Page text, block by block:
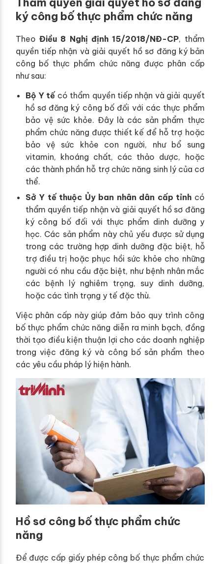
ký công bố thực phẩm chức năng
Theo Điều 8 Nghị định 15/2018/NĐ-CP, thẩm
quyền tiếp nhận và giải quyết hồ sơ đăng ký bản
công bố thực phẩm chức năng được phân cấp
như sau:
Bộ Y tế có thẩm quyền tiếp nhận và giải quyết
hồ sơ đăng ký công bố đối với các thực phẩm
bảo vệ sức khỏe. Đây là các sản phẩm thực
phẩm chức năng được thiết kế để hỗ trợ hoặc
bảo vệ sức khỏe con người, như bổ sung
vitamin, khoáng chất, các thảo dược, hoặc
các thành phần hỗ trợ chức năng sinh lý của cơ
thể.
Sở Y tế thuộc Ủy ban nhân dân cấp tỉnh có
thẩm quyền tiếp nhận và giải quyết hồ sơ đăng
ký công bố đối với thực phẩm dinh dưỡng y
học. Các sản phẩm này chủ yếu được sử dụng
trong các trường hợp dinh dưỡng đặc biệt, hỗ
trợ điều trị hoặc phục hồi sức khỏe cho những
người có nhu cầu đặc biệt, như bệnh nhân mắc
các bệnh lý nghiêm trọng, suy dinh dưỡng,
hoặc các tình trạng y tế đặc thù.
Việc phân cấp này giúp đảm bảo quy trình công
bố thực phẩm chức năng diễn ra minh bạch, đồng
thời tạo điều kiện thuận lợi cho các doanh nghiệp
trong việc đăng ký và công bố sản phẩm theo
các yêu cầu pháp lý hiện hành.
Hồ sơ công bố thực phẩm chức
năng
Để được cấp giấy phép công bố thực phẩm chức